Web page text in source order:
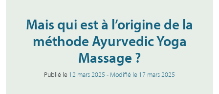
Mais qui est à l’origine de la
méthode Ayurvedic Yoga
Massage ?
Publié le 12 mars 2025 - Modifié le 17 mars 2025